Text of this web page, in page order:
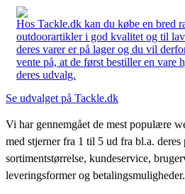
Hos Tackle.dk kan du købe en bred
outdoorartikler i god kvalitet og til
deres varer er på lager og du vil
vente på, at de først bestiller en vare
deres udvalg.
Se udvalget på Tackle.dk
Vi har gennemgået de mest populære
med stjerner fra 1 til 5 ud fra bl.a. deres
sortimentstørrelse, kundeservice,
leveringsformer og betalingsmuligheder.